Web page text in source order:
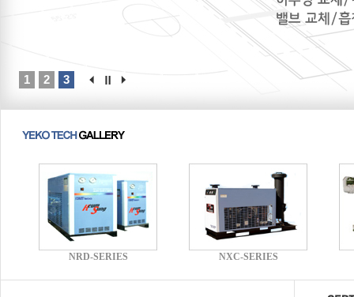
1 2 3
NRD-SERIES NXC-SERIES